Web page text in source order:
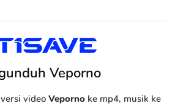
Veporno
video Veporno ke mp4, musik ke